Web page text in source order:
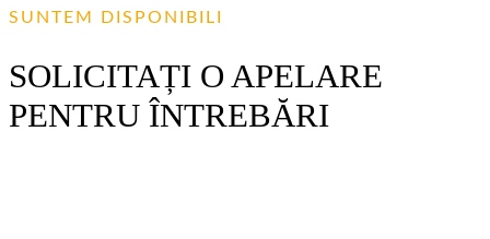
SUNTEM DISPONIBILI
SOLICITAȚI O APELARE
PENTRU ÎNTREBĂRI